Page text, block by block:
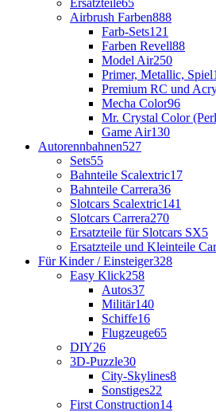
Airbrush Farben888
Farb-Sets121
Farben Revell88
Model Air250
Primer, Metallic, Spiel
Premium RC und
Mecha Color96
Mr. Crystal Color
Game Air130
Autorennbahnen527
Sets55
Bahnteile Scalextric17
Bahnteile Carrera36
Slotcars Scalextric141
Slotcars Carrera270
Ersatzteile für Slotcars SX5
Ersatzteile und Kleinteile
Für Kinder / Einsteiger328
Easy Klick258
Autos37
Militär140
Schiffe16
Flugzeuge65
DIY26
3D-Puzzle30
City-Skylines8
Sonstiges22
First Construction14